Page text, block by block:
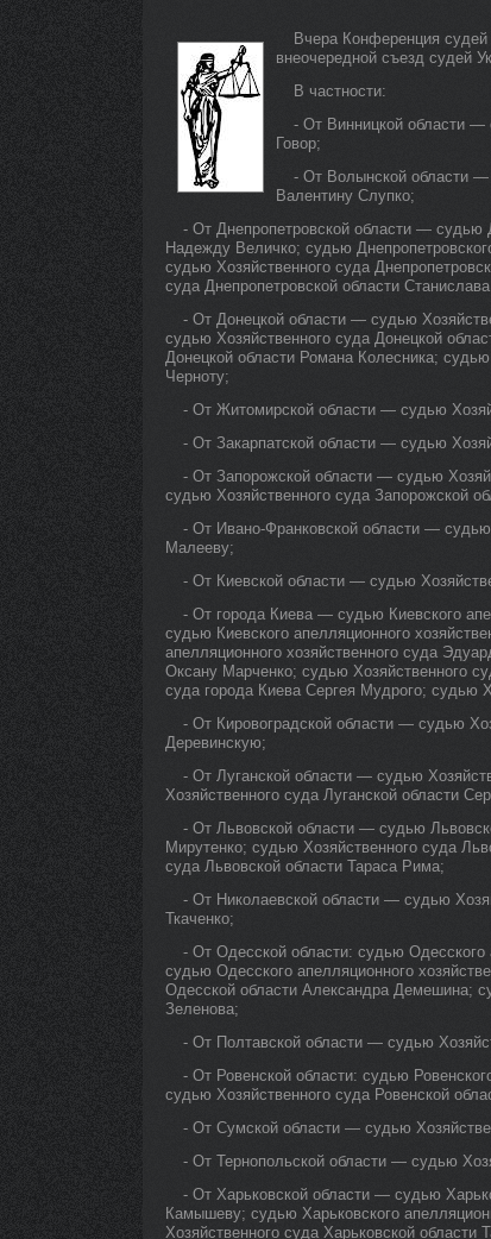
Вчера Конференция судей
внеочередной съезд судей
В частности:
- От Винницкой области —
Говор;
- От Волынской области —
Валентину Слупко;
- От Днепропетровской области — судью
Надежду Величко; судью
судью Хозяйственного суда
суда Днепропетровской области
- От Донецкой области — судью
судью Хозяйственного суда Донецкой
Донецкой области Романа Колесника;
Черноту;
- От Житомирской области — судью
- От Закарпатской области — судью
- От Запорожской области — судью
судью Хозяйственного суда Запорожской
- От Ивано-Франковской области —
Малееву;
- От Киевской области — судью
- От города Киева — судью Киевского
судью Киевского апелляционного
апелляционного хозяйственного суда
Оксану Марченко; судью Хозяйственного
суда города Киева Сергея Мудрого; судью
- От Кировоградской области — судью
Деревинскую;
- От Луганской области — судью
Хозяйственного суда Луганской области
- От Львовской области — судью
Мирутенко; судью Хозяйственного суда
суда Львовской области Тараса Рима;
- От Николаевской области — судью
Ткаченко;
- От Одесской области: судью Одесского
судью Одесского апелляционного
Одесской области Александра Демешина;
Зеленова;
- От Полтавской области — судью
- От Ровенской области: судью
судью Хозяйственного суда Ровенской
- От Сумской области — судью
- От Тернопольской области — судью
- От Харьковской области — судью
Камышеву; судью Харьковского
Хозяйственного суда Харьковской области